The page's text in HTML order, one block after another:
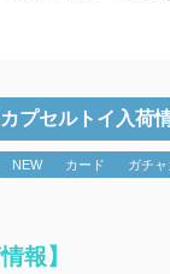
カプセルトイ入
NEW カード ガチャ
報】